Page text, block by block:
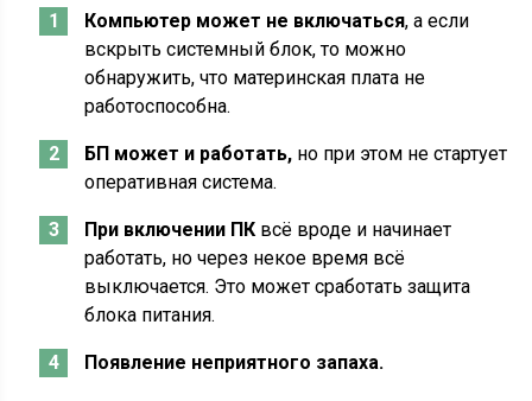
Компьютер может не включаться, а если
вскрыть системный блок, то можно
обнаружить, что материнская плата не
работоспособна.
БП может и работать, но при этом не стартует
оперативная система.
При включении ПК всё вроде и начинает
работать, но через некое время всё
выключается. Это может сработать защита
блока питания.
Появление неприятного запаха.